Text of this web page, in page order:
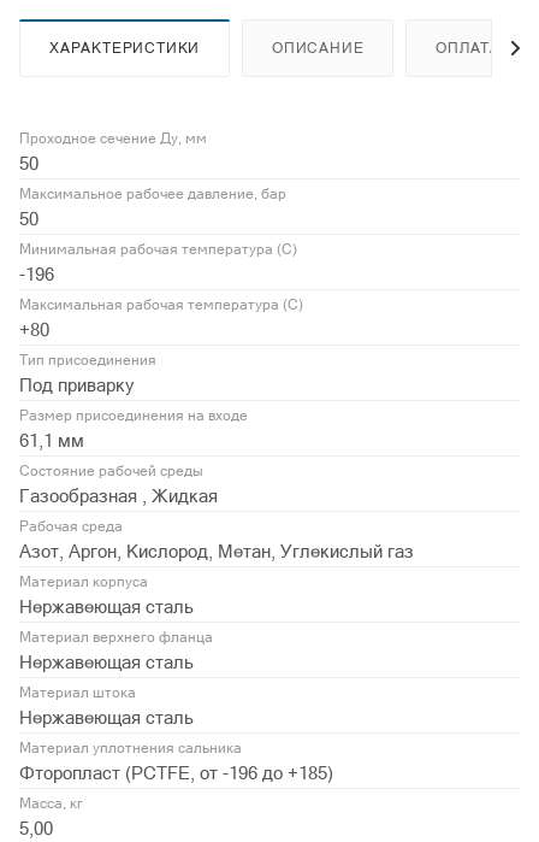
ХАРАКТЕРИСТИКИ ОПИСАНИЕ ОПЛАТА
Проходное сечение Ду, мм
50
Максимальное рабочее давление, бар
50
Минимальная рабочая температура (С)
-196
Максимальная рабочая температура (С)
+80
Тип присоединения
Под приварку
Размер присоединения на входе
61,1 мм
Состояние рабочей среды
Газообразная , Жидкая
Рабочая среда
Азот, Аргон, Кислород, Метан, Углекислый газ
Материал корпуса
Нержавеющая сталь
Материал верхнего фланца
Нержавеющая сталь
Материал штока
Нержавеющая сталь
Материал уплотнения сальника
Фторопласт (PСTFE, от -196 до +185)
Масса, кг
5,00